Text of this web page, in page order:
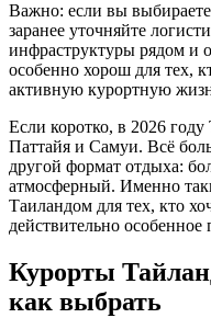
Важно: если вы
заранее уточняйте
инфраструктуры рядом и
особенно хорош для тех,
активную курортную
Если коротко, в 2026
Паттайя и Самуи. Всё
другой формат отдыха:
атмосферный. Именно
Таиландом для тех, кто
действительно особенное
Курорты
как выбрать